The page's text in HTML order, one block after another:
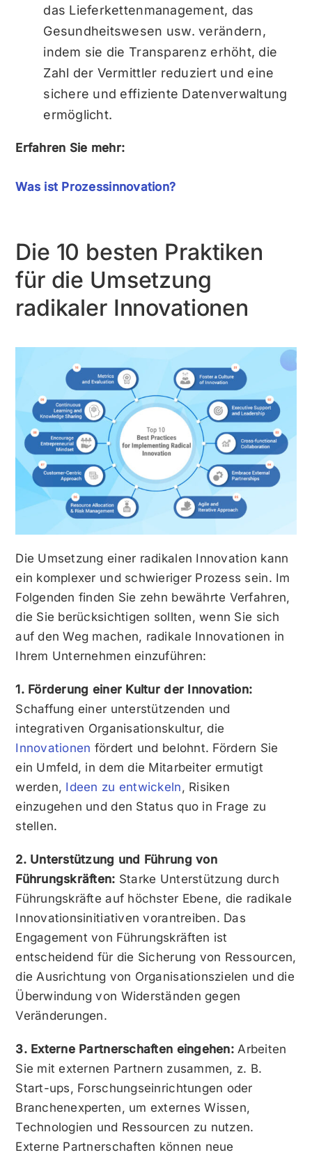
das Lieferkettenmanagement, das
Gesundheitswesen usw. verändern,
indem sie die Transparenz erhöht, die
Zahl der Vermittler reduziert und eine
sichere und effiziente Datenverwaltung
ermöglicht.
Erfahren Sie mehr:
Was ist Prozessinnovation?
Die 10 besten Praktiken
für die Umsetzung
radikaler Innovationen
Die Umsetzung einer radikalen Innovation kann
ein komplexer und schwieriger Prozess sein. Im
Folgenden finden Sie zehn bewährte Verfahren,
die Sie berücksichtigen sollten, wenn Sie sich
auf den Weg machen, radikale Innovationen in
Ihrem Unternehmen einzuführen:
1. Förderung einer Kultur der Innovation:
Schaffung einer unterstützenden und
integrativen Organisationskultur, die
Innovationen fördert und belohnt. Fördern Sie
ein Umfeld, in dem die Mitarbeiter ermutigt
werden, Ideen zu entwickeln , Risiken
einzugehen und den Status quo in Frage zu
stellen.
2. Unterstützung und Führung von
Führungskräften: Starke Unterstützung durch
Führungskräfte auf höchster Ebene, die radikale
Innovationsinitiativen vorantreiben. Das
Engagement von Führungskräften ist
entscheidend für die Sicherung von Ressourcen,
die Ausrichtung von Organisationszielen und die
Überwindung von Widerständen gegen
Veränderungen.
3. Externe Partnerschaften eingehen: Arbeiten
Sie mit externen Partnern zusammen, z. B.
Start-ups, Forschungseinrichtungen oder
Branchenexperten, um externes Wissen,
Technologien und Ressourcen zu nutzen.
Externe Partnerschaften können neue